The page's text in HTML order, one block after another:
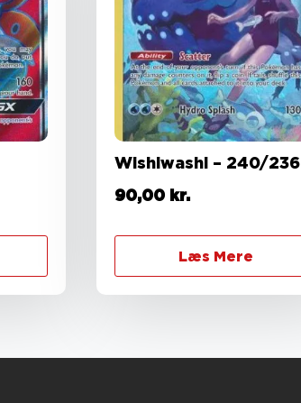
Wishiwashi – 240/236
90,00 kr.
Læs Mere